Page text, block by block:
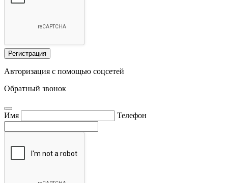
Регистрация
Авторизация с помощью соцсетей
Обратный звонок
Имя Телефон